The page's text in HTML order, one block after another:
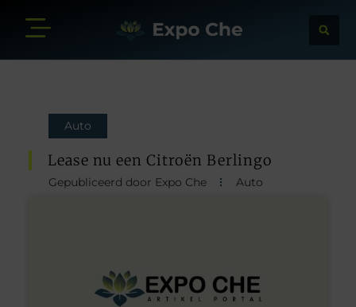
Auto
Lease nu een Citroën Berlingo
Gepubliceerd door Expo Che Auto